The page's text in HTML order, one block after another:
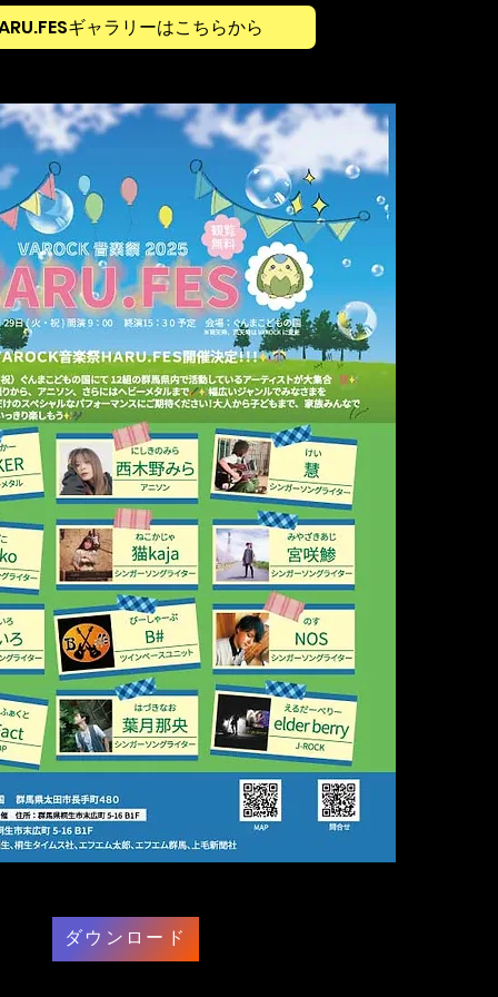
ギャラリーはこちらから
ダウンロード